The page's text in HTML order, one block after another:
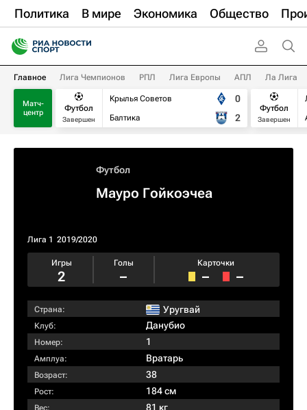
Политика В мире Экономика Общество
Главное Лига Чемпионов РПЛ Лига Европы АПЛ Ла Лига
Матч-
центр
Футбол
Завершен
Крылья Советов
Балтика
0
2
Футбол
Завершен
Футбол
Мауро Гойкоэчеа
Лига 1 2019/2020
Игры
2
Голы
–
Карточки
– –
Страна: Уругвай
Клуб: Данубио
Номер: 1
Амплуа: Вратарь
Возраст: 38
Рост: 184 см
Вес: 81 кг